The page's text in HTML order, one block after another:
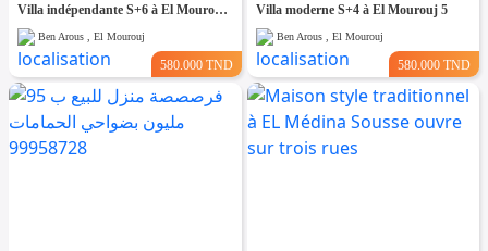
Villa indépendante S+6 à El Mourouj 4
Ben Arous , El Mourouj
580.000 TND
Villa moderne S+4 à El Mourouj 5
Ben Arous , El Mourouj
580.000 TND